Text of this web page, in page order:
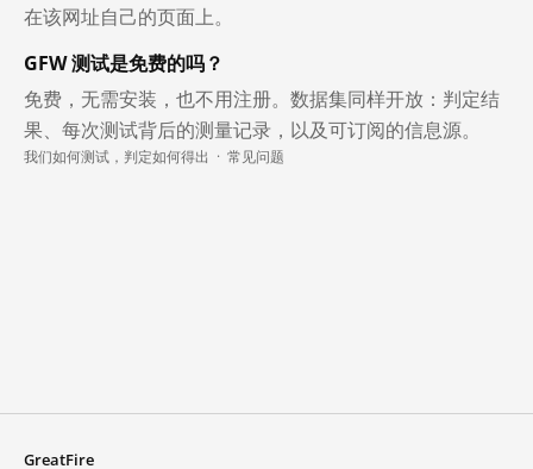
在该网址自己的页面上。
GFW 测试是免费的吗？
免费，无需安装，也不用注册。数据集同样开放：判定结
果、每次测试背后的测量记录，以及可订阅的信息源。
我们如何测试，判定如何得出 · 常见问题
GreatFire